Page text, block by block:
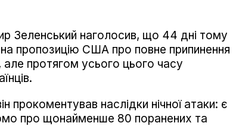
Зеленський наголосив, що 44 дні тому
пропозицію США про повне припинення
але протягом усього цього часу
прокоментував наслідки нічної атаки: є
про щонайменше 80 поранених та